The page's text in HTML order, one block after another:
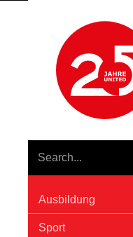
Ausbildung
Sport